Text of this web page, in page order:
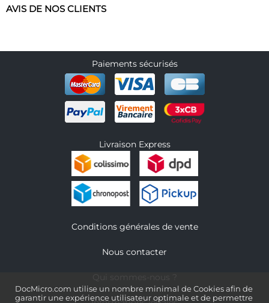
DocMicro.com utilise un nombre minimal de Cookies afin de
garantir une expérience utilisateur optimale et de permettre
AVIS DE NOS CLIENTS
Paiements sécurisés
Livraison Express
Conditions générales de vente
Nous contacter